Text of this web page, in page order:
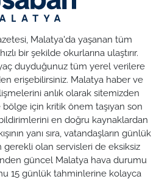
Malatya'da yaşanan tüm
bir şekilde okurlarına ulaştırır.
duyduğunuz tüm yerel verilere
erişebilirsiniz. Malatya haber ve
anlık olarak sitemizden
için kritik önem taşıyan son
en doğru kaynaklardan
yanı sıra, vatandaşların günlük
gerekli olan servisleri de eksiksiz
güncel Malatya hava durumu
15 günlük tahminlerine kolayca